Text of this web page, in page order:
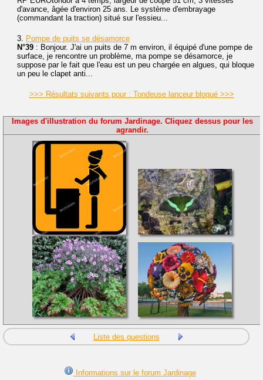
d'avance, âgée d'environ 25 ans. Le système d'embrayage
(commandant la traction) situé sur l'essieu...
3. Pompe de puits se désamorce
N°39 : Bonjour. J'ai un puits de 7 m environ, il équipé d'une pompe de
surface, je rencontre un problème, ma pompe se désamorce, je
suppose par le fait que l'eau est un peu chargée en algues, qui bloque
un peu le clapet anti...
>>> Résultats suivants pour : Tondeuse lanceur bloqué >>>
Images d'illustration du forum Jardinage. Cliquez dessus pour les
agrandir.
Liste des questions
Informations sur le forum Jardinage